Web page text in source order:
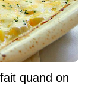
quand on